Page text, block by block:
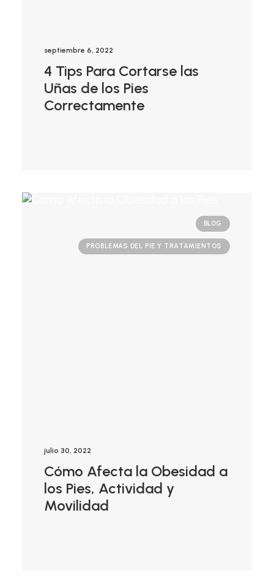
septiembre 6, 2022
4 Tips Para Cortarse las
Uñas de los Pies
Correctamente
BLOG
PROBLEMAS DEL PIE Y TRATAMIENTOS
julio 30, 2022
Cómo Afecta la Obesidad a
los Pies, Actividad y
Movilidad